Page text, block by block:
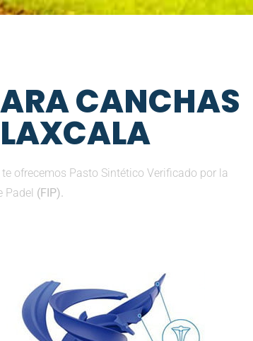
CANCHAS
ofrecemos Pasto Sintético Verificado por la
Padel (FIP).